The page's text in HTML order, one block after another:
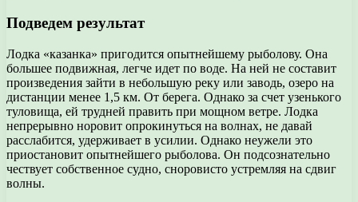
Подведем результат
Лодка «казанка» пригодится опытнейшему рыболову. Она
большее подвижная, легче идет по воде. На ней не составит
произведения зайти в небольшую реку или заводь, озеро на
дистанции менее 1,5 км. От берега. Однако за счет узенького
туловища, ей трудней править при мощном ветре. Лодка
непрерывно норовит опрокинуться на волнах, не давай
расслабится, удерживает в усилии. Однако неужели это
приостановит опытнейшего рыболова. Он подсознательно
чествует собственное судно, сноровисто устремляя на сдвиг
волны.